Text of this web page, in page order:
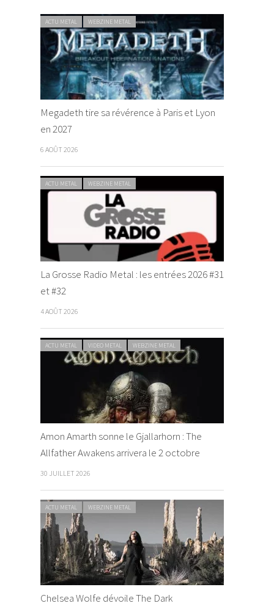
ACTU METAL WEBZINE METAL
Megadeth tire sa révérence à Paris et Lyon
en 2027
6 AOÛT 2026
ACTU METAL WEBZINE METAL
La Grosse Radio Metal : les entrées 2026 #31
et #32
4 AOÛT 2026
ACTU METAL VIDEO METAL WEBZINE METAL
Amon Amarth sonne le Gjallarhorn : The
Allfather Awakens arrivera le 2 octobre
30 JUILLET 2026
ACTU METAL WEBZINE METAL
Chelsea Wolfe dévoile The Dark